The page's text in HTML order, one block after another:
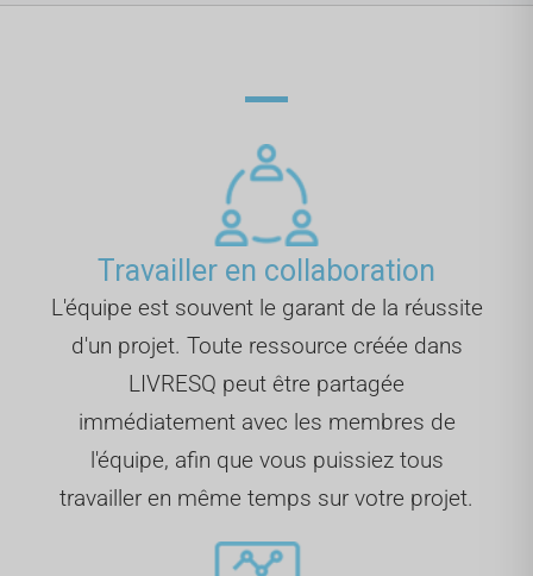
Travailler en collaboration
L'équipe est souvent le garant de la réussite
d'un projet. Toute ressource créée dans
LIVRESQ peut être partagée
immédiatement avec les membres de
l'équipe, afin que vous puissiez tous
travailler en même temps sur votre projet.